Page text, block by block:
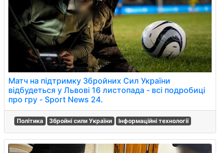
Матч на підтримку Збройних Сил України
відбудеться у Львові 16 листопада - всі подробиці
про гру - Sport News 24.
Політика Збройні сили України Інформаційні технології